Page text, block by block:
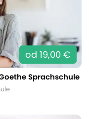
od 19,00 €
Sprachschule